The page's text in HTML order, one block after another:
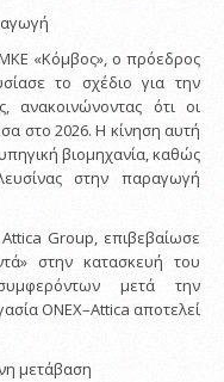
«Κόμβος», ο πρόεδρος
το σχέδιο για την
ανακοινώνοντας ότι οι
στο 2026. Η κίνηση αυτή
βιομηχανία, καθώς
στην παραγωγή
Group, επιβεβαίωσε
στην κατασκευή του
μετά την
ONEX–Attica αποτελεί
μετάβαση